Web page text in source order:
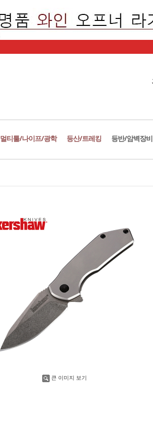
멀티툴/나이프/광학 등산/트레킹 등반/암벽장비
큰 이미지 보기